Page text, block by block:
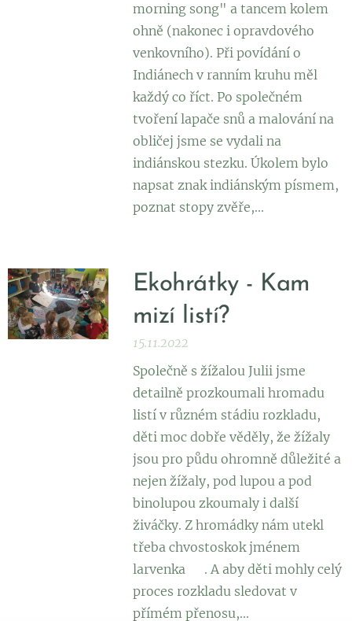
morning song" a tancem kolem
ohně (nakonec i opravdového
venkovního). Při povídání o
Indiánech v ranním kruhu měl
každý co říct. Po společném
tvoření lapače snů a malování na
obličej jsme se vydali na
indiánskou stezku. Úkolem bylo
napsat znak indiánským písmem,
poznat stopy zvěře,...
Ekohrátky - Kam
mizí listí?
15.11.2022
Společně s žížalou Julii jsme
detailně prozkoumali hromadu
listí v různém stádiu rozkladu,
děti moc dobře věděly, že žížaly
jsou pro půdu ohromně důležité a
nejen žížaly, pod lupou a pod
binolupou zkoumaly i další
živáčky. Z hromádky nám utekl
třeba chvostoskok jménem
larvenka 😉. A aby děti mohly celý
proces rozkladu sledovat v
přímém přenosu,...